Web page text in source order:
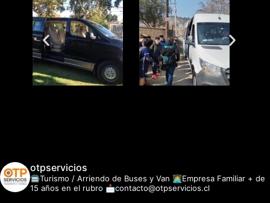
otpservicios
🚍Turismo / Arriendo de Buses y Van 👩‍💻Empresa Familiar + de
15 años en el rubro 📩contacto@otpservicios.cl